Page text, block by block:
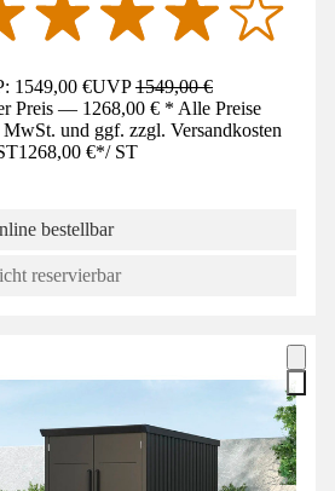
1549,00 €UVP1549,00 €
Preis — 1268,00 € * Alle Preise
und ggf. zzgl. Versandkosten
1268,00 €*/ ST
bestellbar
reservierbar